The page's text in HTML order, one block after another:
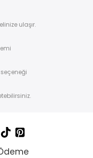
ulaşır.